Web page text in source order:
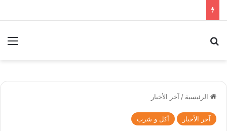
الرئيسية / آخر الأخبار
آخر الأخبار أكل و شرب